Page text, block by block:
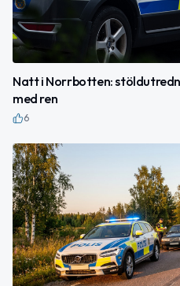
Natt i Norrbotten:
med ren
6